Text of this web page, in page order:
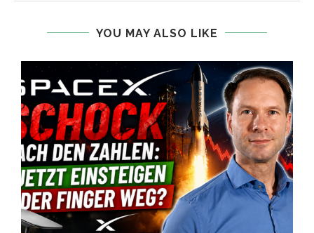
YOU MAY ALSO LIKE